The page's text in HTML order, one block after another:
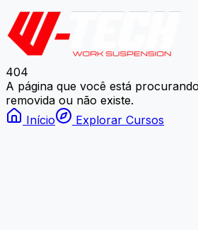
404
A página que você está
removida ou não existe.
Início
Explorar Cursos